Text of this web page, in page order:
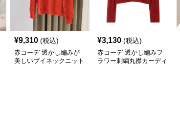
¥9,310 (税込)
赤コーデ 透かし編みが
美しいブイネックニット
¥3,130 (税込)
赤コーデ 透かし編みフ
ラワー刺繍丸襟カーディ